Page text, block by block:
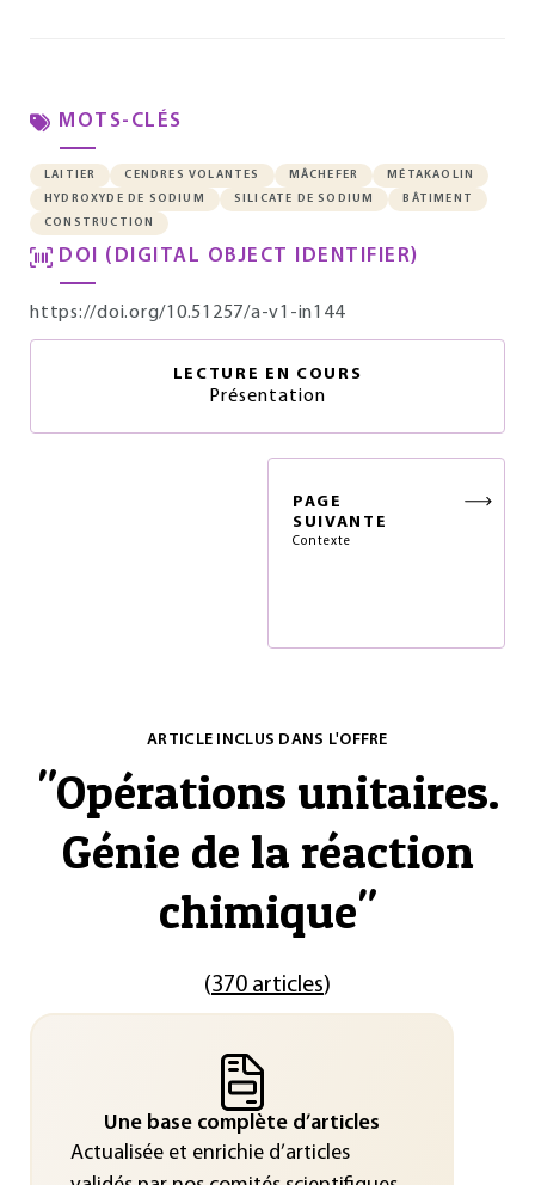
MOTS-CLÉS
LAITIER CENDRES VOLANTES MÂCHEFER
MÉTAKAOLIN
HYDROXYDE DE SODIUM
SILICATE DE SODIUM
BÂTIMENT
CONSTRUCTION
DOI (DIGITAL OBJECT IDENTIFIER)
https://doi.org/10.51257/a-v1-in144
LECTURE EN COURS
Présentation
PAGE
SUIVANTE
Contexte
ARTICLE INCLUS DANS L'OFFRE
"Opérations unitaires.
Génie de la réaction
chimique"
(370 articles)
Une base complète d’articles
Actualisée et enrichie d’articles